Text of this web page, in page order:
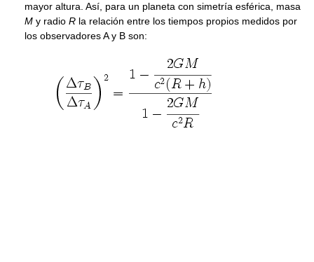
mayor altura. Así, para un planeta con simetría esférica, masa
M y radio R la relación entre los tiempos propios medidos por
los observadores A y B son: